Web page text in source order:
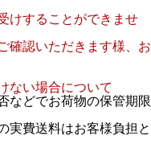
けすることができませ
確認いただきます様、お
ない場合について
などでお荷物の保管期限
実費送料はお客様負担と